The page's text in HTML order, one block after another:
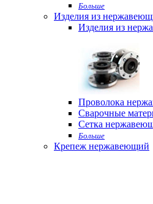
Больше
Изделия из
Изделия из
Проволока
Сварочные
Сетка
Больше
Крепеж нержавеющий